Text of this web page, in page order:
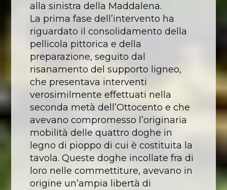
alla sinistra della Maddalena.
La prima fase dell’intervento ha
riguardato il consolidamento della
pellicola pittorica e della
preparazione, seguito dal
risanamento del supporto ligneo,
che presentava interventi
verosimilmente effettuati nella
seconda metà dell’Ottocento e che
avevano compromesso l’originaria
mobilità delle quattro doghe in
legno di pioppo di cui è costituita la
tavola. Queste doghe incollate fra di
loro nelle commettiture, avevano in
origine un’ampia libertà di